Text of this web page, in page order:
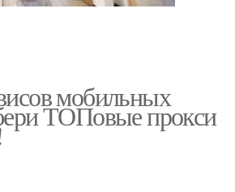
мобильных
ТОПовые прокси